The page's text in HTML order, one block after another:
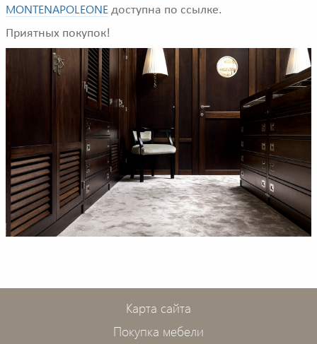
MONTENAPOLEONE доступна по ссылке.
Приятных покупок!
Карта сайта
Покупка мебели